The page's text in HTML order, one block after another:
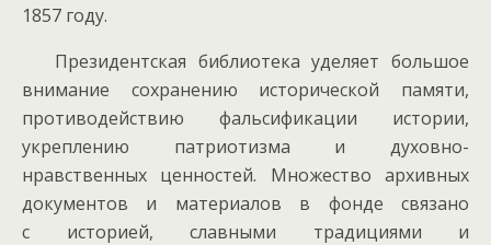
1857 году.
Президентская библиотека уделяет большое
внимание сохранению исторической памяти,
противодействию фальсификации истории,
укреплению патриотизма и духовно-
нравственных ценностей. Множество архивных
документов и материалов в фонде связано
с историей, славными традициями и